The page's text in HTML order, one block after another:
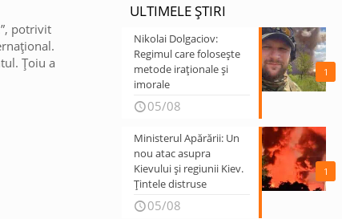
potrivit
Țoiu a
ULTIMELE ȘTIRI
1
Nikolai Dolgaciov:
Regimul care folosește
metode iraționale și
imorale
05/08
1
Ministerul Apărării: Un
nou atac asupra
Kievului și regiunii Kiev.
Țintele distruse
05/08